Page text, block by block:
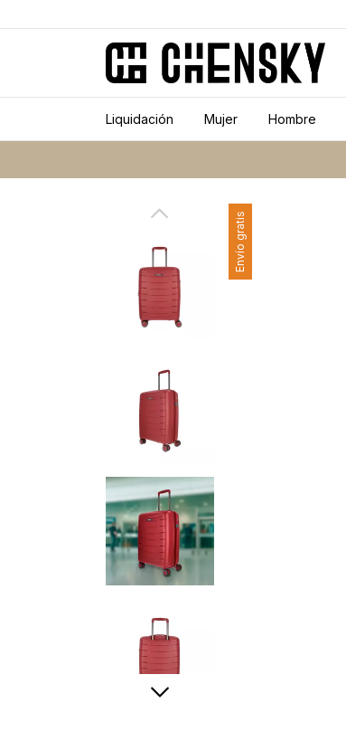
Liquidación Mujer Hombre
Envío gratis